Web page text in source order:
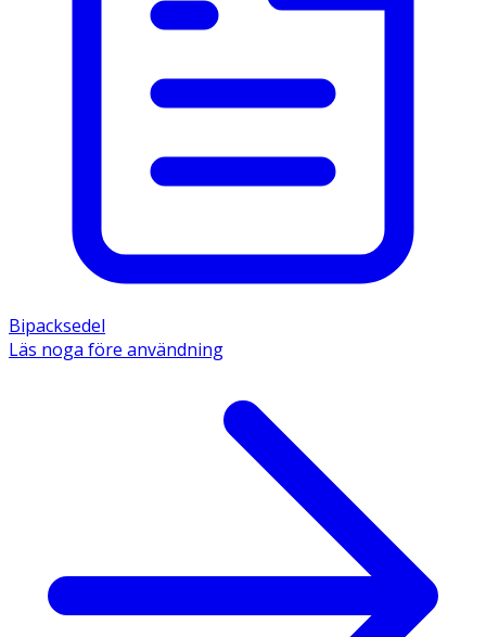
Bipacksedel
Läs noga före användning